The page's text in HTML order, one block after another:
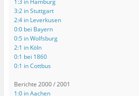
1:3 in Hamburg
3:2 in Stuttgart
2:4 in Leverkusen
0:0 bei Bayern
0:5 in Wolfsburg
2:1 in Köln
0:1 bei 1860
0:1 in Cottbus
Berichte 2000 / 2001
1:0 in Aachen